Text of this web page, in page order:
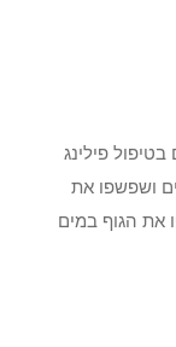
פילינג
ושפשפו את
את הגוף במים